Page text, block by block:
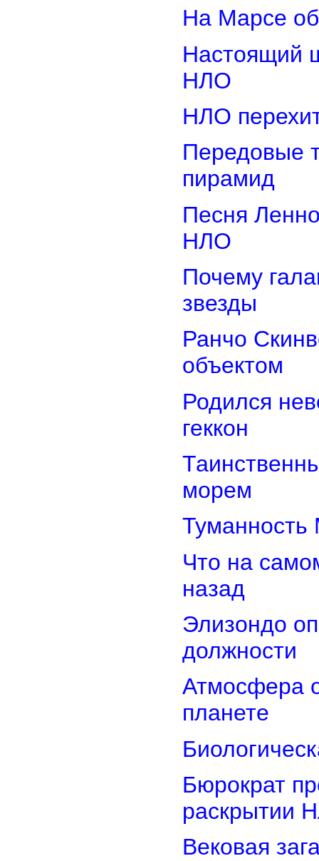
На Марсе
Настоящий
НЛО
НЛО
Передовые
пирамид
Песня
НЛО
Почему
звезды
Ранчо
объектом
Родился
геккон
морем
Туманность
Что на
назад
Элизондо
должности
Атмосфера
планете
Бюрократ
раскрытии
Вековая